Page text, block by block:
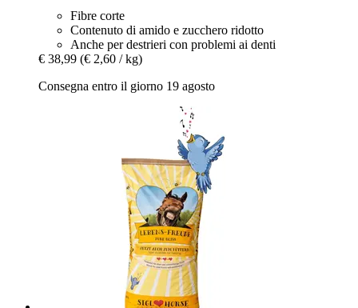
Fibre corte
Contenuto di amido e zucchero ridotto
Anche per destrieri con problemi ai denti
€ 38,99 (€ 2,60 / kg)
Consegna entro il giorno 19 agosto